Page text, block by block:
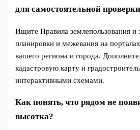
для самостоятельной
Ищите Правила землепользования и
планировки и межевания на
вашего региона и города.
кадастровую карту и
интерактивными схемами.
Как понять, что рядом не
высотка?